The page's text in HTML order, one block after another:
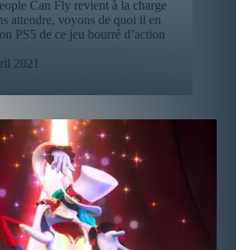
Can Fly revient à la charge
attendre, voyons de quoi il en
PS5 de ce jeu bourré d’action
2021